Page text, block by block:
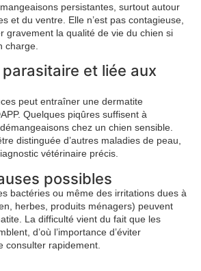
persistantes, surtout autour
et du ventre. Elle n’est pas contagieuse,
gravement la qualité de vie du chien si
charge.
et liée aux
peut entraîner une dermatite
Quelques piqûres suffisent à
chez un chien sensible.
distinguée d’autres maladies de peau,
vétérinaire précis.
possibles
bactéries ou même des irritations dues à
herbes, produits ménagers) peuvent
La difficulté vient du fait que les
d’où l’importance d’éviter
consulter rapidement.